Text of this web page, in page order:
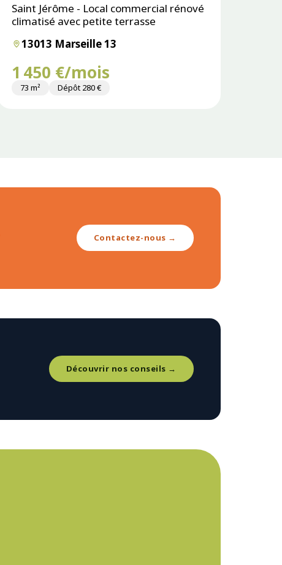
Saint Jérôme - Local commercial rénové
climatisé avec petite terrasse
13013 Marseille 13
1 450 €/mois
73 m² Dépôt 280 €
Contactez-nous →
Découvrir nos conseils →